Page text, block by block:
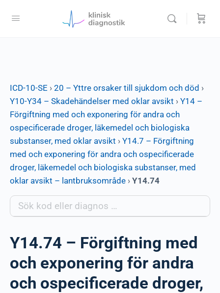
ICD-10-SE › 20 – Yttre orsaker till sjukdom och död ›
Y10-Y34 – Skadehändelser med oklar avsikt › Y14 –
Förgiftning med och exponering för andra och
ospecificerade droger, läkemedel och biologiska
substanser, med oklar avsikt › Y14.7 – Förgiftning
med och exponering för andra och ospecificerade
droger, läkemedel och biologiska substanser, med
oklar avsikt – lantbruksområde › Y14.74
Y14.74 – Förgiftning med
och exponering för andra
och ospecificerade droger,